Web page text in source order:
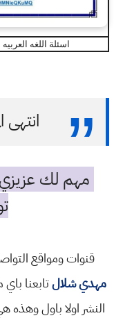
اسئلة اللغه
مهم لك عزيزي
قنوات ومواقع
مهدي شلالتابعنا
النشر اولا باول وهذه